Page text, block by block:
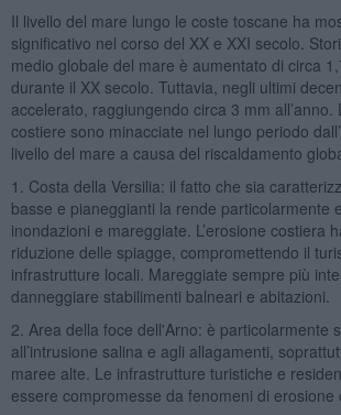
Il livello del mare lungo le coste toscane ha
significativo nel corso del XX e XXI secolo.
medio globale del mare è aumentato di circa
durante il XX secolo. Tuttavia, negli ultimi
accelerato, raggiungendo circa 3 mm all’anno.
costiere sono minacciate nel lungo periodo
livello del mare a causa del riscaldamento
1. Costa della Versilia: il fatto che sia
basse e pianeggianti la rende particolarmente
inondazioni e mareggiate. L’erosione costiera
riduzione delle spiagge, compromettendo il
infrastrutture locali. Mareggiate sempre più
danneggiare stabilimenti balneari e abitazioni.
2. Area della foce dell'Arno: è particolarmente
all’intrusione salina e agli allagamenti,
maree alte. Le infrastrutture turistiche e
essere compromesse da fenomeni di erosione